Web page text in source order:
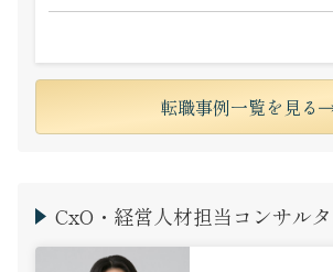
転職事例一覧を見る
CxO・経営人材担当コンサルタ